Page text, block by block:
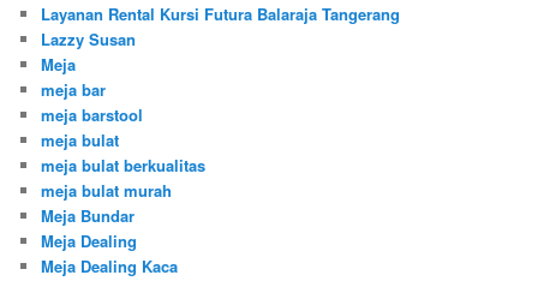
Layanan Rental Kursi Futura Balaraja Tangerang
Lazzy Susan
Meja
meja bar
meja barstool
meja bulat
meja bulat berkualitas
meja bulat murah
Meja Bundar
Meja Dealing
Meja Dealing Kaca